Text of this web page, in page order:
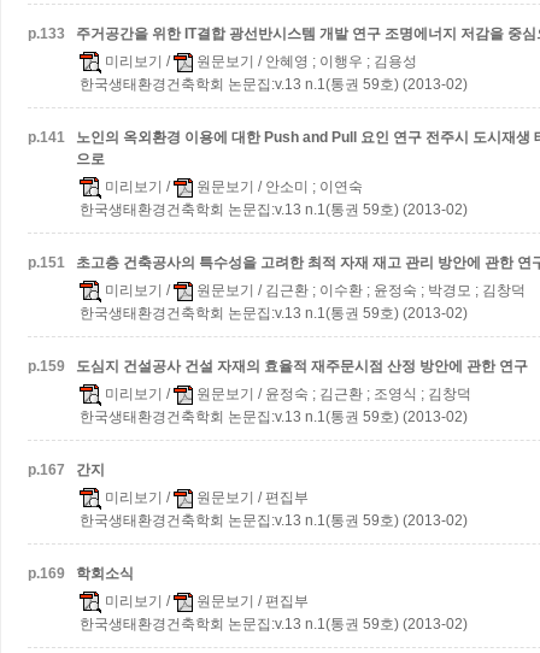
p.133 주거공간을 위한 IT결합 광선반시스템 개발 연구 조명에너지 저감을 중심
미리보기 / 원문보기 / 안혜영 ; 이행우 ; 김용성
한국생태환경건축학회 논문집:v.13 n.1(통권 59호) (2013-02)
p.141 노인의 옥외환경 이용에 대한 Push and Pull 요인 연구 전주시 도시재생
으로
미리보기 / 원문보기 / 안소미 ; 이연숙
한국생태환경건축학회 논문집:v.13 n.1(통권 59호) (2013-02)
p.151
초고층 건축공사의 특수성을 고려한 최적 자재 재고 관리 방안에 관한 연
미리보기 / 원문보기 / 김근환 ; 이수환 ; 윤정숙 ; 박경모 ; 김창덕
한국생태환경건축학회 논문집:v.13 n.1(통권 59호) (2013-02)
p.159
도심지 건설공사 건설 자재의 효율적 재주문시점 산정 방안에 관한 연구
미리보기 / 원문보기 / 윤정숙 ; 김근환 ; 조영식 ; 김창덕
한국생태환경건축학회 논문집:v.13 n.1(통권 59호) (2013-02)
p.167
간지
미리보기 / 원문보기 / 편집부
한국생태환경건축학회 논문집:v.13 n.1(통권 59호) (2013-02)
p.169
학회소식
미리보기 / 원문보기 / 편집부
한국생태환경건축학회 논문집:v.13 n.1(통권 59호) (2013-02)